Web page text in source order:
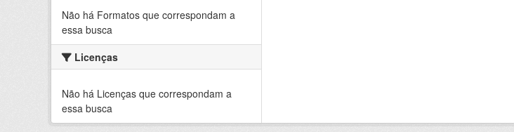
Não há Formatos que correspondam a
essa busca
Licenças
Não há Licenças que correspondam a
essa busca